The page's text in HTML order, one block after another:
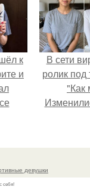
к
и
В сети
ролик
"Как
девушки
себя!